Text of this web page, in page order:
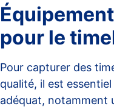
pour le
Pour capturer des
qualité, il est
adéquat, notamment